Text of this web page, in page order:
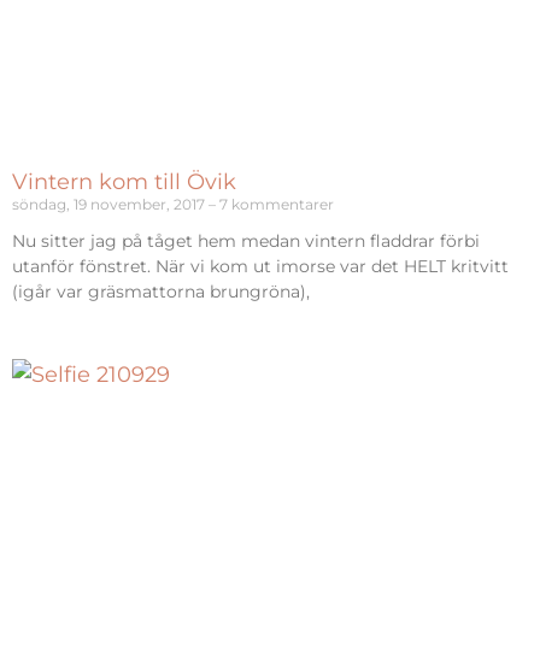
Vintern kom till Övik
söndag, 19 november, 2017 7 kommentarer
Nu sitter jag på tåget hem medan vintern fladdrar förbi
utanför fönstret. När vi kom ut imorse var det HELT kritvitt
(igår var gräsmattorna brungröna),